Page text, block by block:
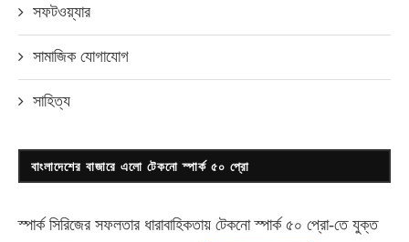
সফটওয়্যার
সামাজিক যোগাযোগ
সাহিত্য
বাংলাদেশের বাজারে এলো টেকনো স্পার্ক ৫০ প্রো
স্পার্ক সিরিজের সফলতার ধারাবাহিকতায় টেকনোস্পার্ক ৫০ প্রো-তে যুক্ত